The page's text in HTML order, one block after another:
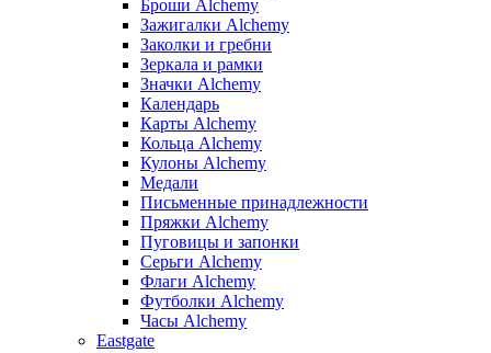
Броши Alchemy
Зажигалки Alchemy
Заколки и гребни
Зеркала и рамки
Значки Alchemy
Календарь
Карты Alchemy
Кольца Alchemy
Кулоны Alchemy
Медали
Письменные принадлежности
Пряжки Alchemy
Пуговицы и запонки
Серьги Alchemy
Флаги Alchemy
Футболки Alchemy
Часы Alchemy
Eastgate